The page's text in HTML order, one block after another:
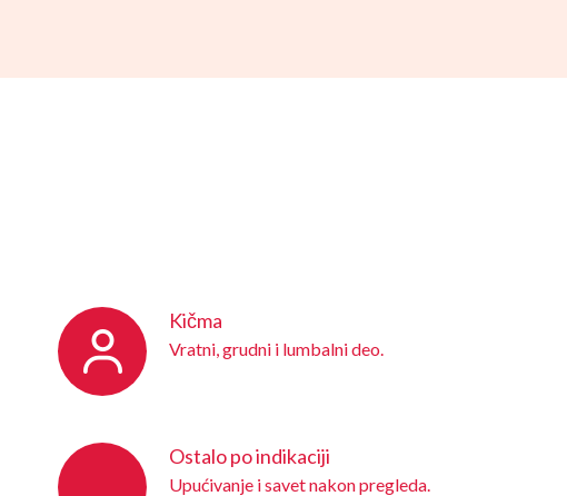
Kičma
Vratni, grudni i lumbalni deo.
Ostalo po indikaciji
Upućivanje i savet nakon pregleda.